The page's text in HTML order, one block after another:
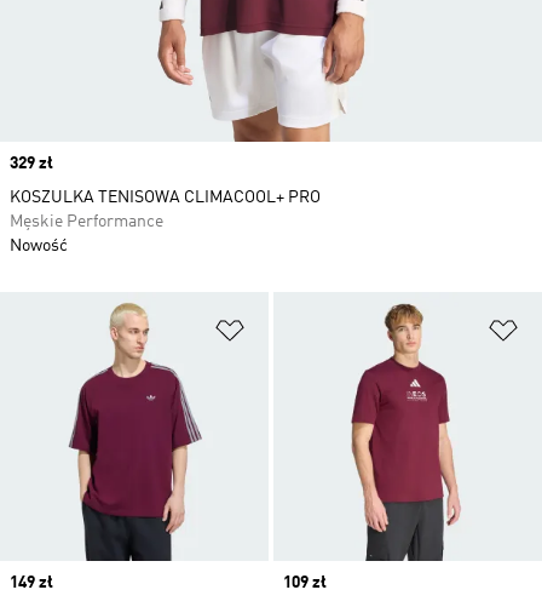
Dodaj do listy życzeń
Price
149 zł
Price
109 zł
Price
329 zł
KOSZULKA TENISOWA CLIMACOOL+ PRO
Męskie Performance
Nowość